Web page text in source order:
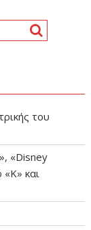
του
«Disney
«Κ» και